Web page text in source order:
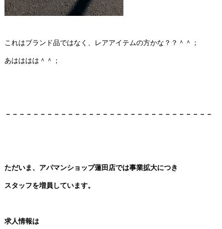
これはブランド品ではなく、レアアイテムの方かな？？＾＾；
あはははは＾＾；
－－－－－－－－－－－－－－－－－－－－－－－－－－－－－－
ただいま、アパマンショップ蓮田店では事業拡大につき
スタッフを増員しています。
求人情報は